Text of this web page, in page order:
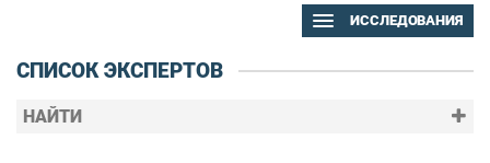
ИССЛЕДОВАНИЯ
СПИСОК ЭКСПЕРТОВ
НАЙТИ